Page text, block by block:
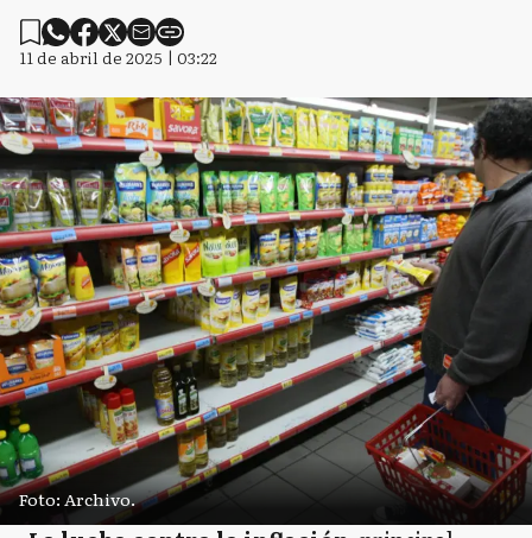
11 de abril de 2025 | 03:22
Foto: Archivo.